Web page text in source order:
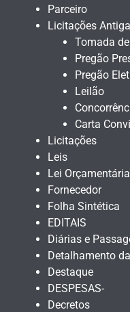
Parceiro
Licitações
Tomada
Pregão
Pregão
Leilão
Carta
Licitações
Leis
Lei
Fornecedor
Folha Sintética
EDITAIS
Diárias e
Detalhamento
Destaque
DESPESAS-
Decretos